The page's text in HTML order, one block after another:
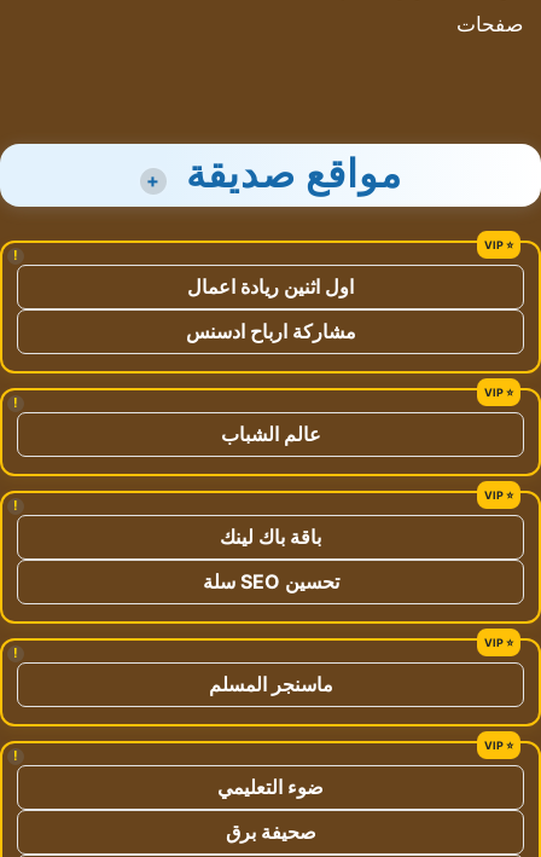
صفحات
مواقع صديقة +
!
اول اثنين ريادة اعمال
مشاركة ارباح ادسنس
!
عالم الشباب
!
باقة باك لينك
تحسين SEO سلة
!
ماسنجر المسلم
!
ضوء التعليمي
صحيفة برق